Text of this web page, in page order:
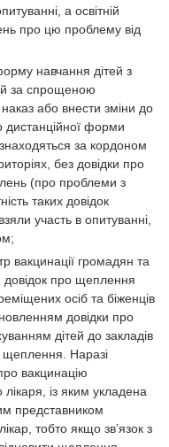
а освітній
про цю проблему від
навчання дітей з
за спрощеною
або внести зміни до
дистанційної форми
знаходяться за кордоном
без довідки про
(про проблеми з
таких довідок
участь в опитуванні,
вакцинації громадян та
довідок про щеплення
осіб та біженців
довідки про
дітей до закладів
щеплення. Наразі
вакцинацію
із яким укладена
представником
тобто якщо зв’язок з